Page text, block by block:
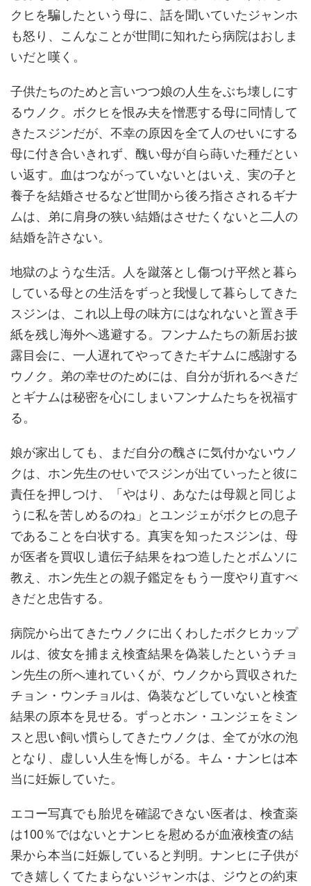
クヒを騙したという母に、話を聞いていたジャンホ
も怒り、こんなことが世間に知れたら病院はおしま
いだと嘆く。
子供たちのためと言いつつ娘の人生をぶち壊しにす
るウノク。ボクヒを恨み夫を憎悪する母に同情して
きたスジンだが、不幸の原因を全て人のせいにする
母に付き合いきれず、醜い母が自ら蒔いた種だとい
い返す。血はつながっていないとはいえ、実の子と
養子を結婚させるなど世間から後ろ指さされるギナ
ムは、弟に肩身の狭い結婚はさせたくないと二人の
結婚を許さない。
地獄のような生活。人を蹴落とし傷つけ平然と暮ら
している母との生活をずっと我慢して暮らしてきた
スジンは、これ以上母の味方にはなれないと置き手
紙を残し海外へ逃避する。フンナムたちの新居お披
露目会に、一人遅れてやってきたギナムに感謝する
ウノク。弟の幸せのためには、自分が折れるべきだ
とギナムは秘密を心にしまいフンナムたちを祝福す
る。
娘が家出しても、まだ自分の醜さに気付かないウノ
クは、ホン先生のせいでスジンが出ていったと彼に
責任を押しつけ、「やはり、あなたは母親と同じよ
うに私を苦しめるのね」とユンジェがボクヒの息子
であることを白状する。真実を知ったスジンは、母
が医者を買収し遺伝子結果をねつ造したとボムソに
教え、ホン先生との親子鑑定をもう一度やり直すべ
きだと忠告する。
病院から出てきたウノクに出くわしたボクヒカップ
ルは、彼女を捕まえ検査結果を偽装したというチョ
ン先生の所へ連れていくが、ウノクから買収された
チョン・ウンチョルは、偽装などしていないと検査
結果の原本を見せる。ずっとホン・ユンジェをミン
スと思い飼い慣らしてきたウノクは、全てが水の泡
となり、虚しい人生を悔しがる。キム・ナンヒは本
当に妊娠していた。
エコー写真でも胎児を確認できない医者は、検査薬
は100％ではないとナンヒを慰めるが血液検査の結
果から本当に妊娠していると判明。ナンヒに子供が
でき嬉しくてたまらないジャンホは、ジウとの約束